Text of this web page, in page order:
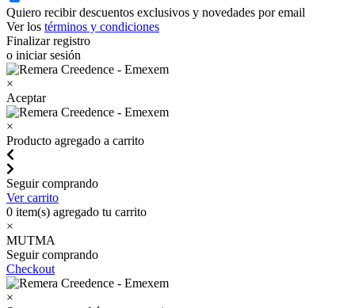
Quiero recibir descuentos exclusivos y novedades por email
Ver los términos y condiciones
Finalizar registro
o iniciar sesión
×
Aceptar
×
Producto agregado a carrito
Seguir comprando
Ver carrito
0 item(s) agregado tu carrito
×
MUTMA
Seguir comprando
Checkout
×